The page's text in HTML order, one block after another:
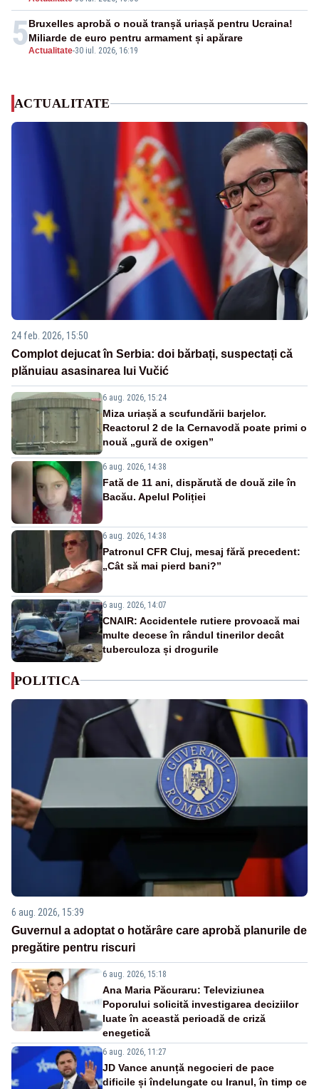
5Actualitate-30 iul. 2026, 16:19
Bruxelles aprobă o nouă tranșă uriașă pentru Ucraina!
Miliarde de euro pentru armament și apărare
ACTUALITATE
24 feb. 2026, 15:50
Complot dejucat în Serbia: doi bărbați, suspectați că
plănuiau asasinarea lui Vučić
6 aug. 2026, 15:24
Miza uriașă a scufundării barjelor.
Reactorul 2 de la Cernavodă poate primi o
nouă „gură de oxigen”
6 aug. 2026, 14:38
Fată de 11 ani, dispărută de două zile în
Bacău. Apelul Poliției
6 aug. 2026, 14:38
Patronul CFR Cluj, mesaj fără precedent:
„Cât să mai pierd bani?”
6 aug. 2026, 14:07
CNAIR: Accidentele rutiere provoacă mai
multe decese în rândul tinerilor decât
tuberculoza și drogurile
POLITICA
6 aug. 2026, 15:39
Guvernul a adoptat o hotărâre care aprobă planurile de
pregătire pentru riscuri
6 aug. 2026, 15:18
Ana Maria Păcuraru: Televiziunea
Poporului solicită investigarea deciziilor
luate în această perioadă de criză
enegetică
6 aug. 2026, 11:27
JD Vance anunță negocieri de pace
dificile și îndelungate cu Iranul, în timp ce